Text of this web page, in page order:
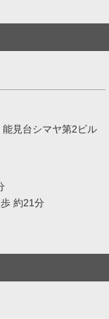
見台シマヤ第2ビル
約21分